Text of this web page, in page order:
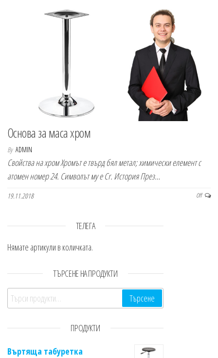
Основа за маса хром
By ADMIN
Свойства на хром Хромът е твърд бял метал; химически елемент с
атомен номер 24. Символът му е Cr. История През…
19.11.2018 Off
ТЕЛЕГА
Нямате артикули в количката.
ТЪРСЕНЕ НА ПРОДУКТИ
Търсене за:
Търсене
ПРОДУКТИ
Въртяща табуретка